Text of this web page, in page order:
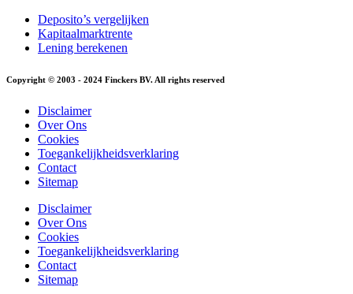
Deposito’s vergelijken
Kapitaalmarktrente
Lening berekenen
Copyright © 2003 - 2024 Finckers BV. All rights reserved
Disclaimer
Over Ons
Cookies
Toegankelijkheidsverklaring
Contact
Sitemap
Disclaimer
Over Ons
Cookies
Toegankelijkheidsverklaring
Contact
Sitemap